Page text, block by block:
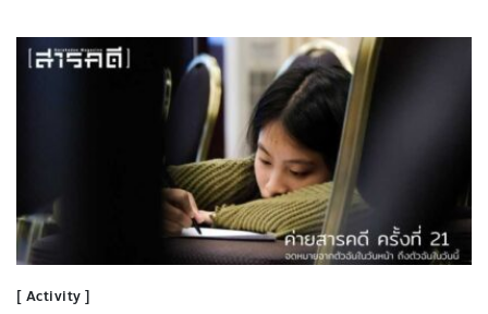
Activity